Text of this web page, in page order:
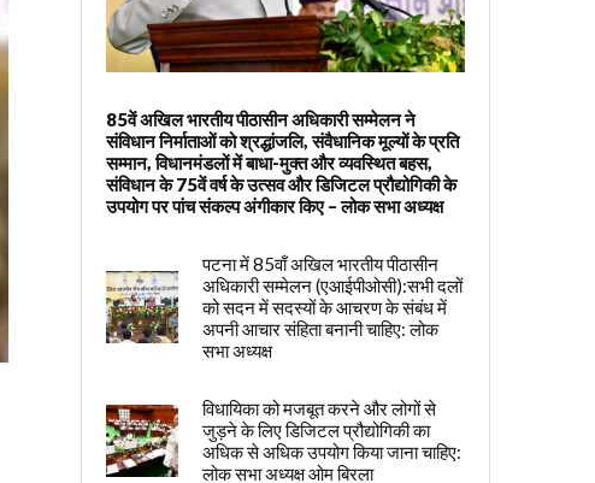
85वें अखिल भारतीय पीठासीन अधिकारी सम्मेलन ने
संविधान निर्माताओं को श्रद्धांजलि, संवैधानिक मूल्यों के प्रति
सम्मान, विधानमंडलों में बाधा-मुक्त और व्यवस्थित बहस,
संविधान के 75वें वर्ष के उत्सव और डिजिटल प्रौद्योगिकी के
उपयोग पर पांच संकल्प अंगीकार किए – लोक सभा अध्यक्ष
पटना में 85वाँ अखिल भारतीय पीठासीन
अधिकारी सम्मेलन (एआईपीओसी):सभी दलों
को सदन में सदस्यों के आचरण के संबंध में
अपनी आचार संहिता बनानी चाहिए: लोक
सभा अध्यक्ष
विधायिका को मजबूत करने और लोगों से
जुड़ने के लिए डिजिटल प्रौद्योगिकी का
अधिक से अधिक उपयोग किया जाना चाहिए:
लोक सभा अध्यक्ष ओम बिरला